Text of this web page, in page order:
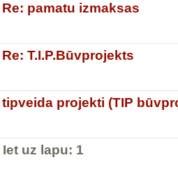
Re: pamatu izmaksas
Re: T.I.P.Būvprojekts
tipveida projekti (TIP
Iet uz lapu: 1